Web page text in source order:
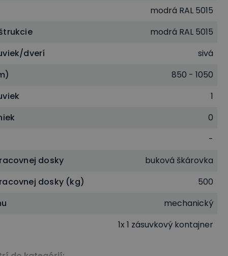
modrá RAL 5015
modrá RAL 5015
dverí
sivá
850 - 1050
1
0
-
dosky
buková škárovka
dosky (kg)
500
mechanický
1x 1 zásuvkový kontajner